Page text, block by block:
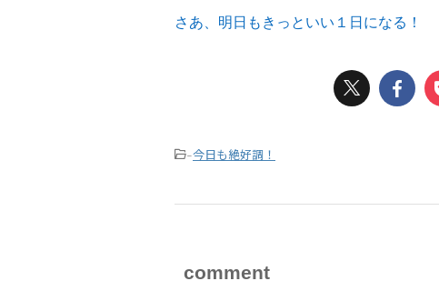
さあ、明日もきっといい１日になる！
-今日も絶好調！
comment